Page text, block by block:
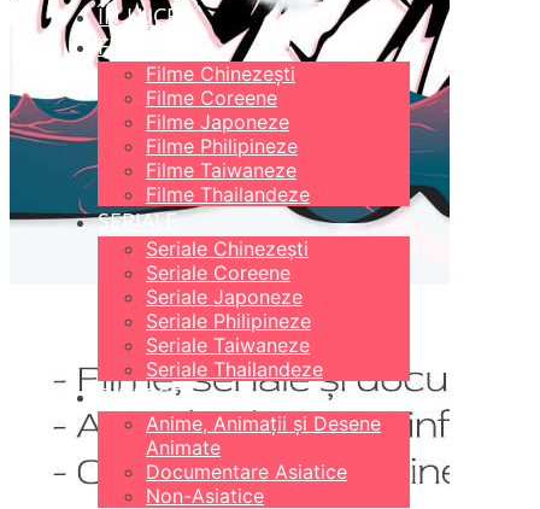
ÎN LUCRU
FILME
Filme Chinezești
Filme Coreene
Filme Japoneze
Filme Philipineze
Filme Taiwaneze
Filme Thailandeze
SERIALE
Seriale Chinezești
Seriale Coreene
Seriale Japoneze
Seriale Philipineze
Seriale Taiwaneze
Seriale Thailandeze
DIVERSE
Anime, Animații și Desene
Animate
Documentare Asiatice
Non-Asiatice